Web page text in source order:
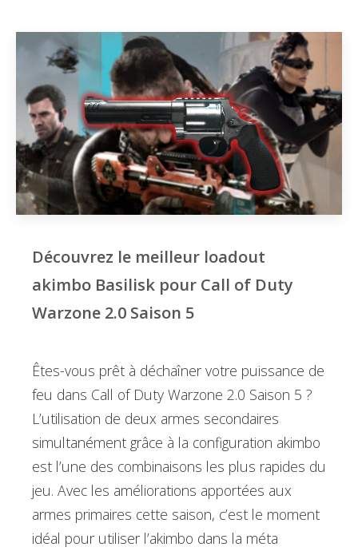
Découvrez le meilleur loadout
akimbo Basilisk pour Call of Duty
Warzone 2.0 Saison 5
Êtes-vous prêt à déchaîner votre puissance de
feu dans Call of Duty Warzone 2.0 Saison 5 ?
L’utilisation de deux armes secondaires
simultanément grâce à la configuration akimbo
est l’une des combinaisons les plus rapides du
jeu. Avec les améliorations apportées aux
armes primaires cette saison, c’est le moment
idéal pour utiliser l’akimbo dans la méta